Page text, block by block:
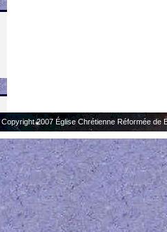
Copyright 2007 Église Chrétienne Réformée de